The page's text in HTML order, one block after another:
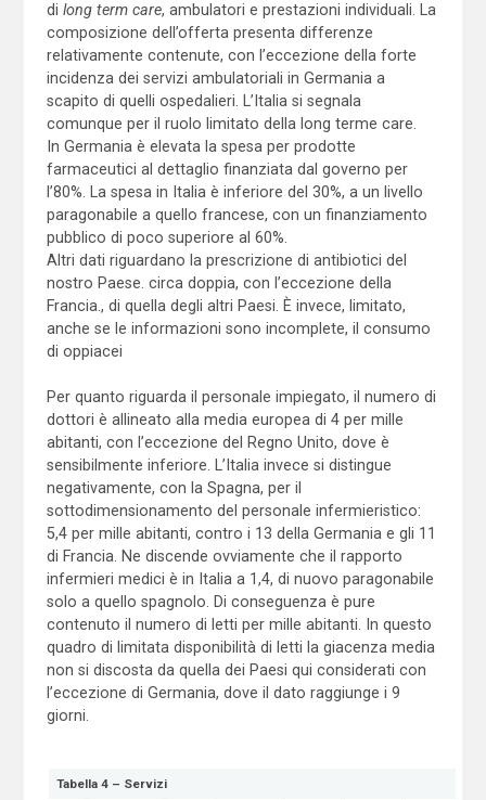
di long term care, ambulatori e prestazioni individuali. La
composizione dell’offerta presenta differenze
relativamente contenute, con l’eccezione della forte
incidenza dei servizi ambulatoriali in Germania a
scapito di quelli ospedalieri. L’Italia si segnala
comunque per il ruolo limitato della long terme care.
In Germania è elevata la spesa per prodotte
farmaceutici al dettaglio finanziata dal governo per
l’80%. La spesa in Italia è inferiore del 30%, a un livello
paragonabile a quello francese, con un finanziamento
pubblico di poco superiore al 60%.
Altri dati riguardano la prescrizione di antibiotici del
nostro Paese. circa doppia, con l’eccezione della
Francia., di quella degli altri Paesi. È invece, limitato,
anche se le informazioni sono incomplete, il consumo
di oppiacei
Per quanto riguarda il personale impiegato, il numero di
dottori è allineato alla media europea di 4 per mille
abitanti, con l’eccezione del Regno Unito, dove è
sensibilmente inferiore. L’Italia invece si distingue
negativamente, con la Spagna, per il
sottodimensionamento del personale infermieristico:
5,4 per mille abitanti, contro i 13 della Germania e gli 11
di Francia. Ne discende ovviamente che il rapporto
infermieri medici è in Italia a 1,4, di nuovo paragonabile
solo a quello spagnolo. Di conseguenza è pure
contenuto il numero di letti per mille abitanti. In questo
quadro di limitata disponibilità di letti la giacenza media
non si discosta da quella dei Paesi qui considerati con
l’eccezione di Germania, dove il dato raggiunge i 9
giorni.
Tabella 4 – Servizi